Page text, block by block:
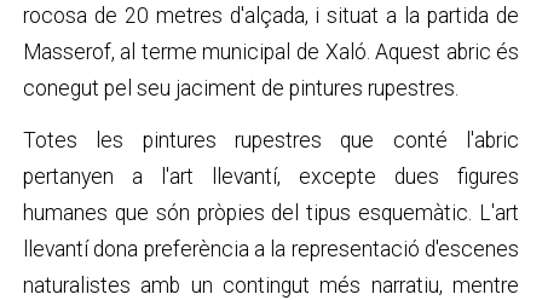
rocosa de 20 metres d'alçada, i situat a la partida de
Masserof, al terme municipal de Xaló. Aquest abric és
conegut pel seu jaciment de pintures rupestres.
Totes les pintures rupestres que conté l'abric
pertanyen a l'art llevantí, excepte dues figures
humanes que són pròpies del tipus esquemàtic. L'art
llevantí dona preferència a la representació d'escenes
naturalistes amb un contingut més narratiu, mentre